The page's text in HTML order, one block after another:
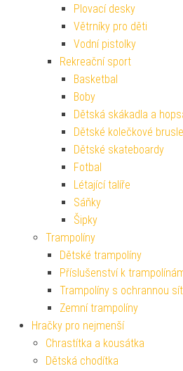
Plovací desky
Větrníky pro děti
Vodní pistolky
Rekreační sport
Basketbal
Boby
Dětská skákadla a
Dětské kolečkové brusle
Dětské skateboardy
Fotbal
Létající talíře
Sáňky
Šipky
Trampolíny
Dětské trampolíny
Příslušenství k
Trampolíny s ochrannou
Zemní trampolíny
Hračky pro nejmenší
Chrastítka a kousátka
Dětská chodítka